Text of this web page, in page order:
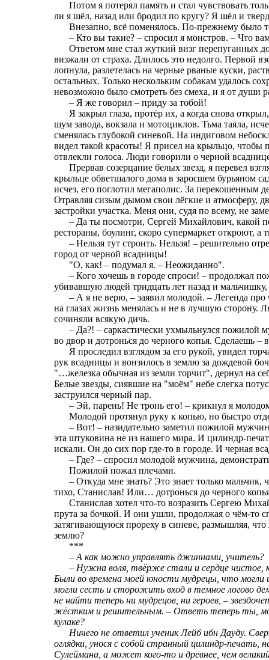
Потом я потерял память и стал чувствовать
ли я шёл, назад или бродил по кругу? Я шёл и
Внезапно, всё поменялось. По-прежнему было
– Кто вы такие? – спросил я монстров. – Что
Ответом мне стал жуткий визг перепуганных
визжали от страха. Длилось это недолго. Первой
лопнула, разлетелась на черные рваные куски,
остальных. Только нескольким собакам удалось
невозможно было смотреть без смеха, и я от души
– Я же говорил – приду за тобой!
Я закрыл глаза, протёр их, а когда снова
шум завода, вокзала и мотоциклов. Тьма таяла,
сменялась глубокой синевой. На индиговом
видел такой красоты! Я присел на крыльцо, чтобы
отвлекли голоса. Люди говорили о черной
Прервав созерцание белых звезд, я перевел
крыльце обветшалого дома в заросшем бурьяном
исчез, его поглотил мегаполис. За перекошенным
Отравляя сизым дымом свои лёгкие и атмосферу,
застройки участка. Меня они, судя по всему, не
– Да ты посмотри, Сергей Михайлович, какой
рестораны, боулинг, скоро супермаркет откроют,
– Нельзя тут строить. Нельзя! – решительно
город от черной всадницы!
"О, как! – подумал я. – Неожиданно".
– Кого хочешь в городе спроси! – продолжал
убивавшую людей тридцать лет назад и мальчишку,
– А я не верю, – заявил молодой. – Легенда
на глазах жизнь менялась и не в лучшую сторону.
сочиняли всякую дичь.
– Да?! – саркастически ухмыльнулся пожилой
во двор и дотронься до черного копья. Сделаешь –
Я проследил взглядом за его рукой, увидел
рук всадницы и вонзилось в землю за дождевой
"…железка обычная из земли торчит", дернул на
Белые звезды, сиявшие на "моём" небе слегка
заструился черный пар.
– Эй, парень! Не тронь его! – крикнул я
Молодой протянул руку к копью, но быстро
– Вот! – назидательно заметил пожилой
эта штуковина не из нашего мира. И цилиндр-
искали. Он до сих пор где-то в городе. И черная
– Где? – спросил молодой мужчина,
Пожилой пожал плечами.
– Откуда мне знать? Это знает только
тихо, Станислав! Или… дотронься до черного
Станислав хотел что-то возразить Сергею
прута за бочкой. И они ушли, продолжая о чём-то
затягивающуюся прореху в синеве, размышляя,
землю?
***
– А как можно управлять джиннами, учитель?
– Нужна воля, твёрже стали и сердце чистое,
Были во времена моей юности мудрецы, что могли
могли сесть и сторожить вход в темное логово
не найти теперь ни мудрецов, ни героев, –
жёстким и решительным. – Ответь теперь ты,
кулаке?
Ничего не ответил ученик Лейб ибн Дауду.
оглядки, унося с собой странный цилиндр-печать,
Сулеймана, а может кого-то и древнее, чем